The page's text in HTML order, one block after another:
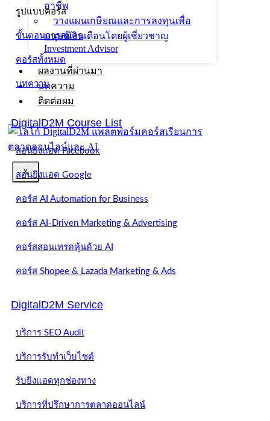
อาชีพ
วางแผนเกษียณและการลงทุนเพื่อ
มนุษย์เงินเดือนโดยผู้เชี่ยวชาญ
Investment Advisor
ผลงานที่ผ่านมา
บทความ
ติดต่อผม
X
รูปแบบคอร์ส
ขั้นตอนการสมัคร
คอร์สทั้งหมด
บทความ
DigitalD2M Course List
สอนยิงแอด Facebook
สอนยิงแอด Google
คอร์ส AI Automation for Business
คอร์ส AI-Driven Marketing & Advertising
คอร์สสอนเทรดหุ้นด้วย AI
คอร์ส Shopee & Lazada Marketing & Ads
DigitalD2M Service
บริการ SEO Audit
บริการรับทำเว็บไซต์
รับยิงแอดทุกช่องทาง
บริการที่ปรึกษาการตลาดออนไลน์